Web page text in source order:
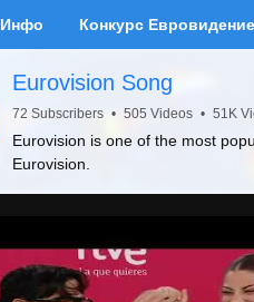
Инфо Конкурс Евровидение
Eurovision Song
72 Subscribers • 505 Videos • 51K
Eurovision is one of the most
Eurovision.